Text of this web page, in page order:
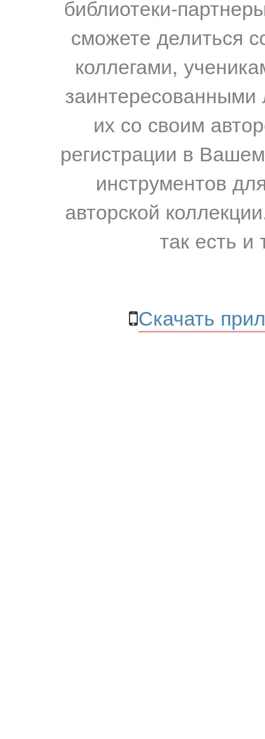
библиотеки-
сможете делиться
коллегами,
их со своим
регистрации в
инструментов
авторской
так есть и
Скачать